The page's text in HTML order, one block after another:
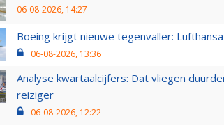
06-08-2026, 14:27
Boeing krijgt nieuwe tegenvaller:
06-08-2026, 13:36
Analyse kwartaalcijfers: Dat vliegen
reiziger
06-08-2026, 12:22